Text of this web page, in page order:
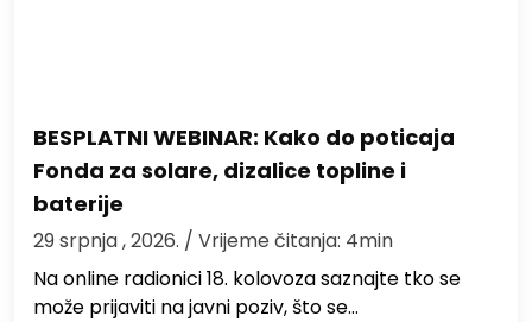
BESPLATNI WEBINAR: Kako do poticaja
Fonda za solare, dizalice topline i
baterije
29 srpnja , 2026. / Vrijeme čitanja: 4min
Na online radionici 18. kolovoza saznajte tko se
može prijaviti na javni poziv, što se…